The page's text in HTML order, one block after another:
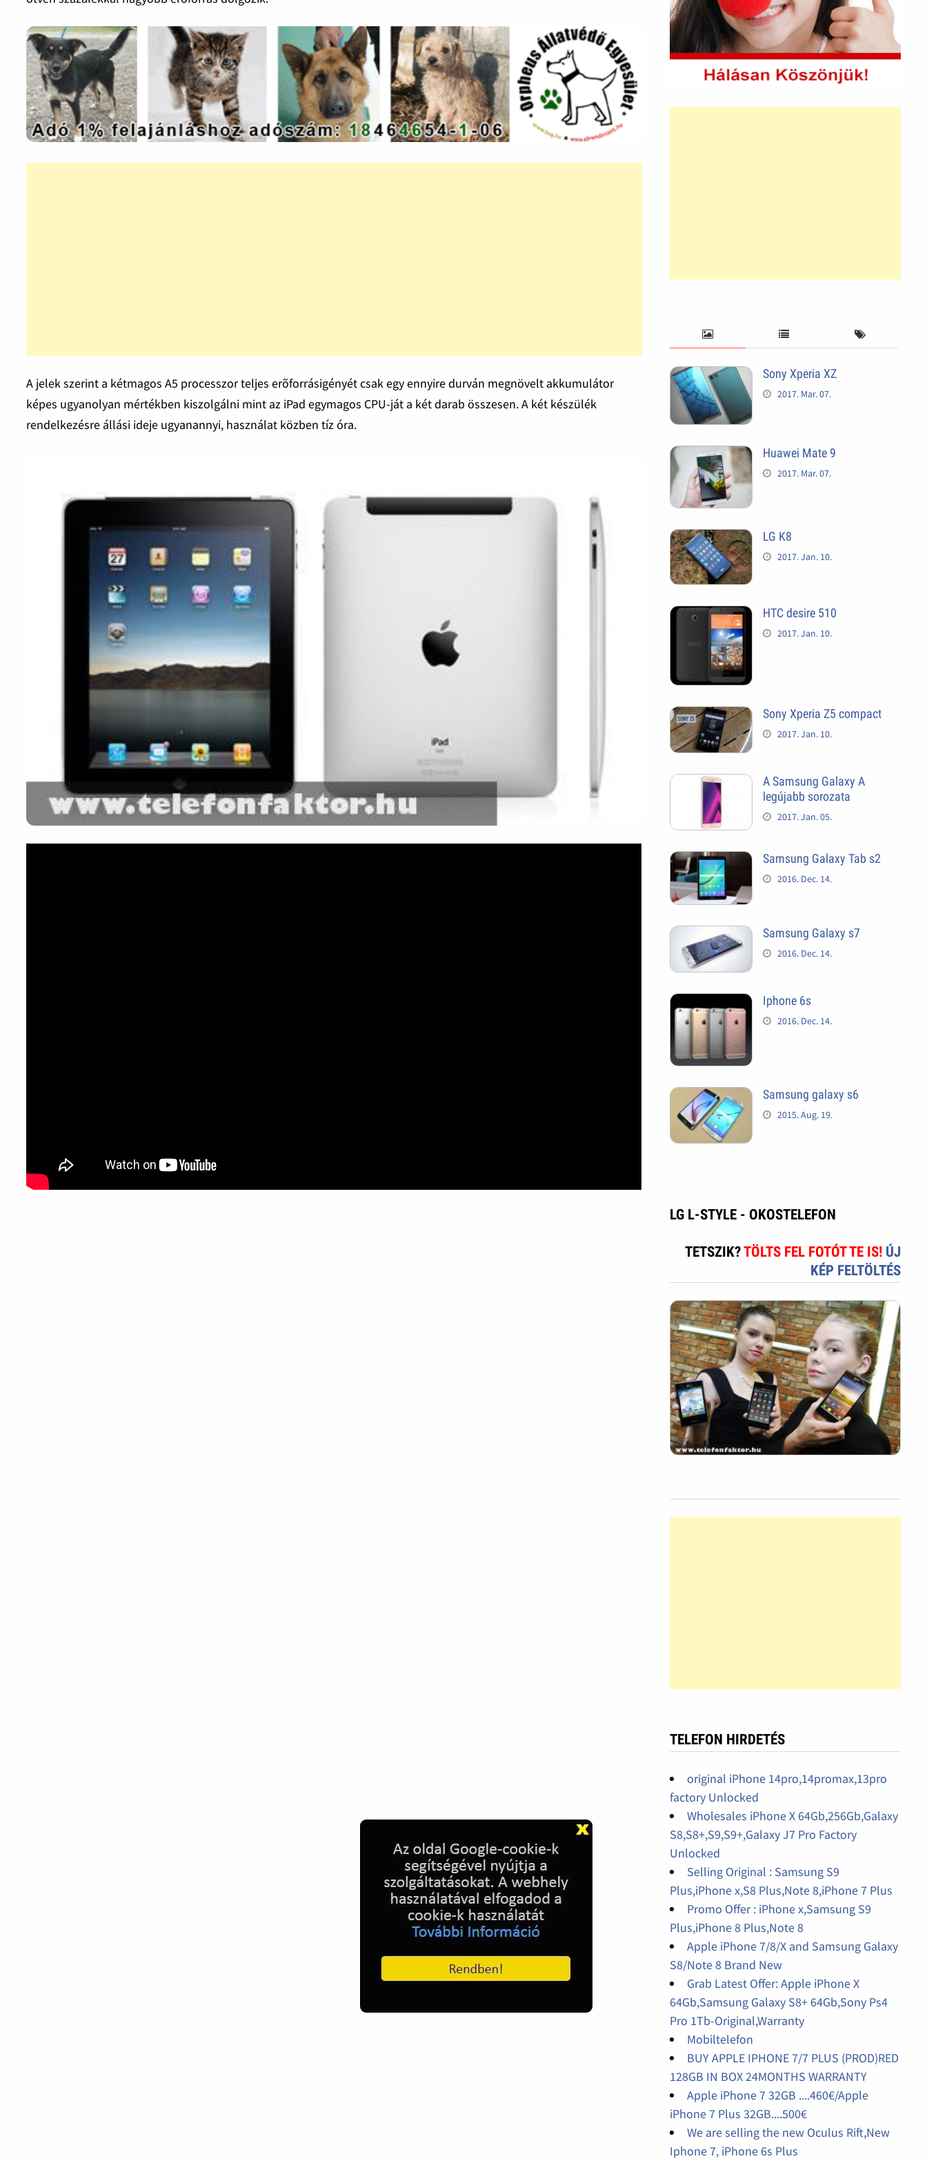
A jelek szerint a kétmagos A5 processzor teljes erõforrásigényét csak egy ennyire durván megnövelt akkumulátor
képes ugyanolyan mértékben kiszolgálni mint az iPad egymagos CPU-ját a két darab összesen. A két készülék
rendelkezésre állási ideje ugyanannyi, használat közben tíz óra.
Sony Xperia XZ
2017. Mar. 07.
Huawei Mate 9
2017. Mar. 07.
LG K8
2017. Jan. 10.
HTC desire 510
2017. Jan. 10.
Sony Xperia Z5 compact
2017. Jan. 10.
A Samsung Galaxy A
legújabb sorozata
2017. Jan. 05.
Samsung Galaxy Tab s2
2016. Dec. 14.
Samsung Galaxy s7
2016. Dec. 14.
Iphone 6s
2016. Dec. 14.
Samsung galaxy s6
2015. Aug. 19.
LG L-STYLE - OKOSTELEFON
TETSZIK?TÖLTS FEL FOTÓT TE IS! ÚJ
KÉP FELTÖLTÉS
TELEFON HIRDETÉS
original iPhone 14pro,14promax,13pro
factory Unlocked
Wholesales iPhone X 64Gb,256Gb,Galaxy
S8,S8+,S9,S9+,Galaxy J7 Pro Factory
Unlocked
Selling Original : Samsung S9
Plus,iPhone x,S8 Plus,Note 8,iPhone 7 Plus
Promo Offer : iPhone x,Samsung S9
Plus,iPhone 8 Plus,Note 8
Apple iPhone 7/8/X and Samsung Galaxy
S8/Note 8 Brand New
Grab Latest Offer: Apple iPhone X
64Gb,Samsung Galaxy S8+ 64Gb,Sony Ps4
Pro 1Tb-Original,Warranty
Mobiltelefon
BUY APPLE IPHONE 7/7 PLUS (PROD)RED
128GB IN BOX 24MONTHS WARRANTY
Apple iPhone 7 32GB ....460€/Apple
iPhone 7 Plus 32GB....500€
We are selling the new Oculus Rift,New
Iphone 7, iPhone 6s Plus